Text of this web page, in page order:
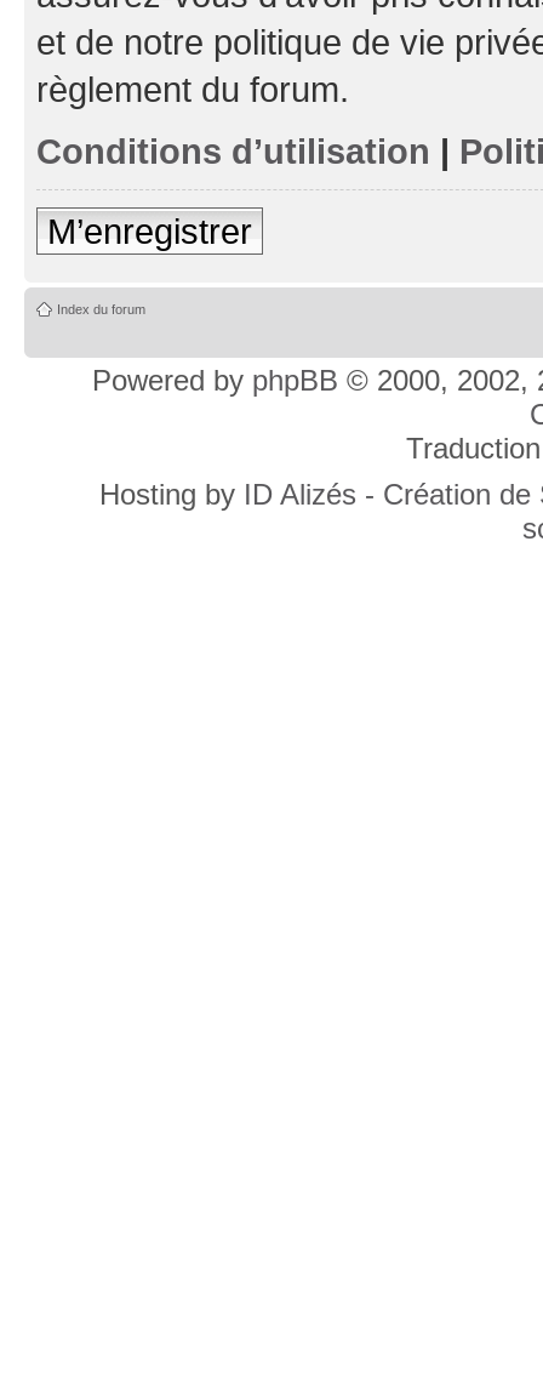
et de notre politique de vie
règlement du forum.
Conditions d’utilisation |
M’enregistrer
Index du forum
Powered by phpBB © 2000, 2002,
Hosting by ID Alizés - Création